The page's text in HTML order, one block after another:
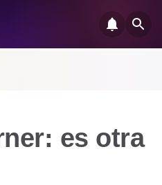
es otra